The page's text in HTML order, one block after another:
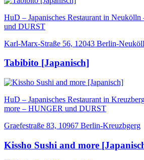
HuD – Japanisches Restaurant in
und DURST
Karl-Marx-Straße 56, 12043 Berlin-
Tabibito [Japanisch]
HuD – Japanisches Restaurant in
more – HUNGER und DURST
Graefestraße 83, 10967 Berlin-Kreuzbgerg
Kissho Sushi and more